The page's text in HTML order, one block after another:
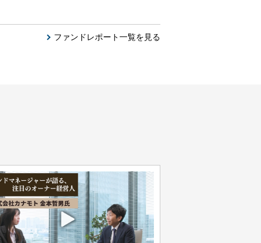
ファンドレポート一覧を見る